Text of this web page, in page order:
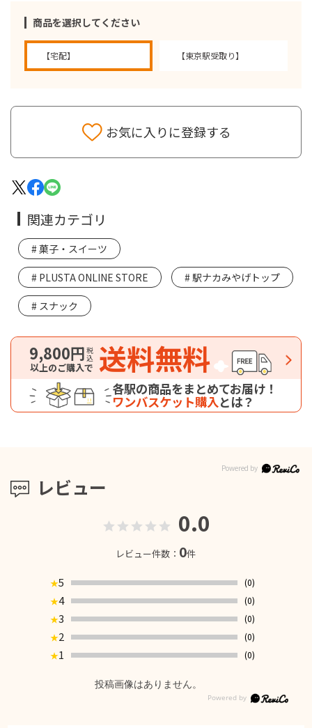
商品を選択してください
【宅配】 【東京駅受取り】
お気に入りに登録する
レビュー
0.0
レビュー件数： 0件
★5
(0)
★4
(0)
★3
(0)
★2
(0)
★1 (0)
投稿画像はありません。
関連カテゴリ
菓子・スイーツ
PLUSTA ONLINE STORE 駅ナカみやげトップ
スナック
9,800円税込
以上のご購入で 送料無料
各駅の商品をまとめてお届け！
ワンバスケット購入とは？